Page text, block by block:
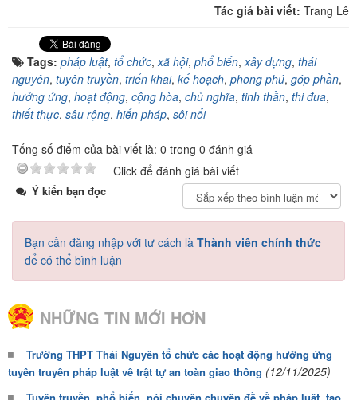
Tác giả bài viết: Trang Lê
Tags: pháp luật, tổ chức, xã hội, phổ biến, xây dựng, thái
nguyên, tuyên truyền, triển khai, kế hoạch, phong phú, góp phần,
hưởng ứng, hoạt động, cộng hòa, chủ nghĩa, tinh thần, thi đua,
thiết thực, sâu rộng, hiến pháp, sôi nổi
Tổng số điểm của bài viết là: 0 trong 0 đánh giá
Click để đánh giá bài viết
Ý kiến bạn đọc
Bạn cần đăng nhập với tư cách là Thành viên chính thức
để có thể bình luận
NHỮNG TIN MỚI HƠN
Trường THPT Thái Nguyên tổ chức các hoạt động hưởng ứng
tuyên truyền pháp luật về trật tự an toàn giao thông (12/11/2025)
Tuyên truyền, phổ biến, nói chuyện chuyên đề về pháp luật, tạo